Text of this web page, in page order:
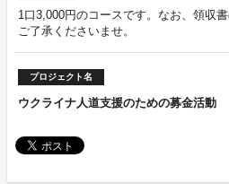
1口3,000円のコースです。なお、領収
ご了承くださいませ。
プロジェクト名
ウクライナ人道支援のための募金活動